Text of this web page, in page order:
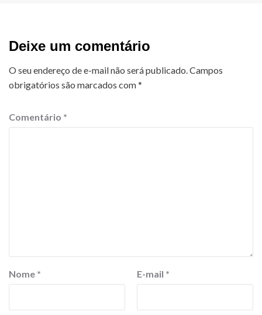
Deixe um comentário
O seu endereço de e-mail não será publicado. Campos
obrigatórios são marcados com*
Comentário *
Nome * E-mail *